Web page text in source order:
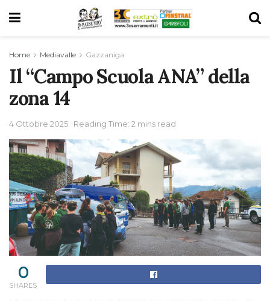
Home Mediavalle Gazzaniga
Il “Campo Scuola ANA” della
zona 14
4 Ottobre 2025 Reading Time: 2 mins read
0
SHARES